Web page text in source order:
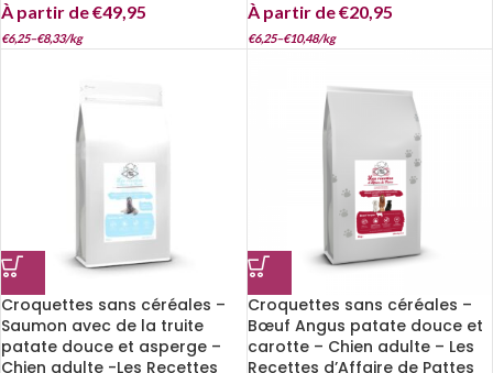
À partir de€49,95
€6,25–€8,33/kg
À partir de€20,95
€6,25–€10,48/kg
Croquettes sans céréales –
Saumon avec de la truite
patate douce et asperge –
Chien adulte -Les Recettes
Croquettes sans céréales –
Bœuf Angus patate douce et
carotte – Chien adulte – Les
Recettes d’Affaire de Pattes